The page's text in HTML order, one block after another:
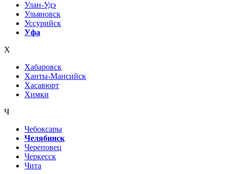
Улан-Удэ
Ульяновск
Уссурийск
Уфа
Х
Хабаровск
Ханты-Мансийск
Хасавюрт
Химки
Ч
Чебоксары
Челябинск
Череповец
Черкесск
Чита